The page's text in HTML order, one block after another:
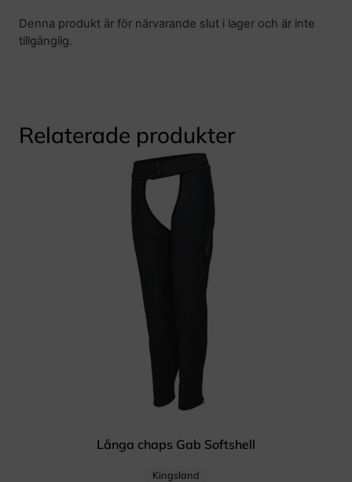
Denna produkt är för närvarande slut i lager och är inte
tillgänglig.
Relaterade produkter
Långa chaps Gab Softshell
Kingsland